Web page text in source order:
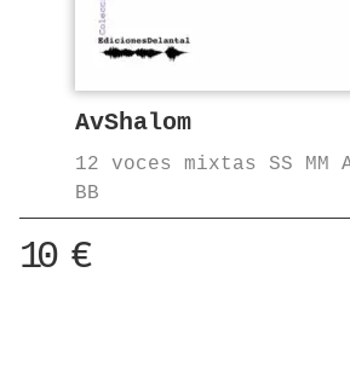
AvShalom
12 voces mixtas SS MM
BB
10 €